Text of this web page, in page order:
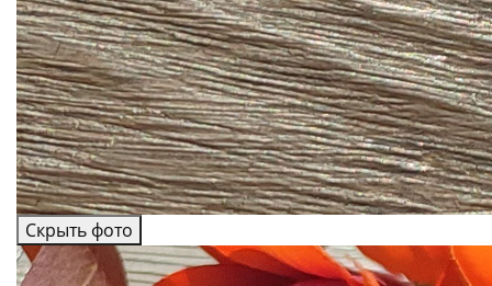
Скрыть фото